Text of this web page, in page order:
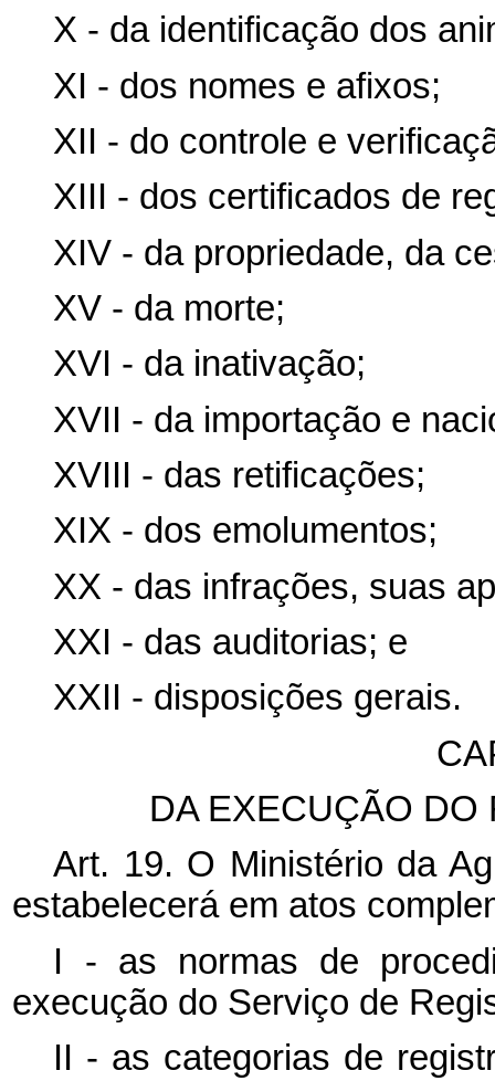
X - da identificação dos
XI - dos nomes e afixos;
XII - do controle e
XIII - dos certificados de
XIV - da propriedade, da
XV - da morte;
XVI - da inativação;
XVII - da importação e
XVIII - das retificações;
XIX - dos emolumentos;
XX - das infrações, suas
XXI - das auditorias; e
XXII - disposições gerais.
DA EXECUÇÃO
Art. 19. O Ministério da
estabelecerá em atos
I - as normas de
execução do Serviço de
II - as categorias de